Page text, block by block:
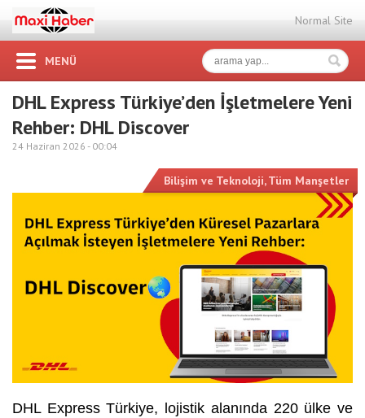
Normal Site
MENÜ
DHL Express Türkiye’den İşletmelere Yeni
Rehber: DHL Discover
24 Haziran 2026 - 00:04
Bilişim ve Teknoloji,Tüm Manşetler
DHL Express Türkiye, lojistik alanında 220 ülke ve